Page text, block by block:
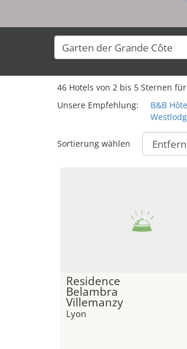
46 Hotels von 2 bis 5 Sternen für
Unsere Empfehlung:
B&B
Sortierung wählen
Residence
Belambra
Villemanzy
Lyon